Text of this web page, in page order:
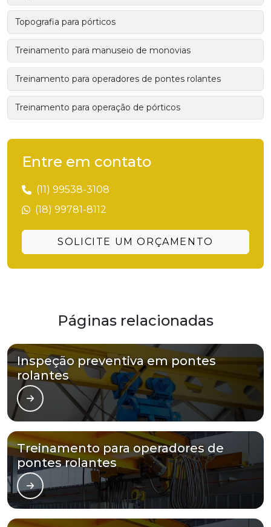
Topografia para pórticos
Treinamento para manuseio de monovias
Treinamento para operadores de pontes rolantes
Treinamento para operação de pórticos
Entre em contato
(11) 99538-3108
(18) 99781-8112
SOLICITE UM ORÇAMENTO
Páginas relacionadas
Inspeção preventiva em pontes
rolantes
Treinamento para operadores de
pontes rolantes